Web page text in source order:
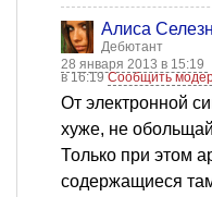
Алиса
Дебютант
28 января 2013 в 15:19
в 16:19Сообщить
От электронной
хуже, не
Только при этом
содержащиеся